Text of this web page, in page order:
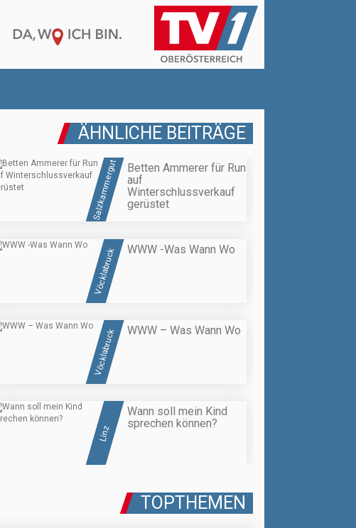
ÄHNLICHE BEITRÄGE
Salzkammergut
Betten Ammerer für Run
auf
Winterschlussverkauf
gerüstet
Vöcklabruck WWW -Was Wann Wo
Vöcklabruck WWW – Was Wann Wo
Linz
Wann soll mein Kind
sprechen können?
TOPTHEMEN